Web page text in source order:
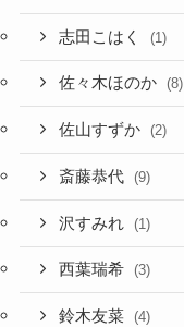
志田こはく (1)
佐々木ほのか (8)
佐山すずか (2)
斎藤恭代 (9)
沢すみれ (1)
西葉瑞希 (3)
鈴木友菜 (4)